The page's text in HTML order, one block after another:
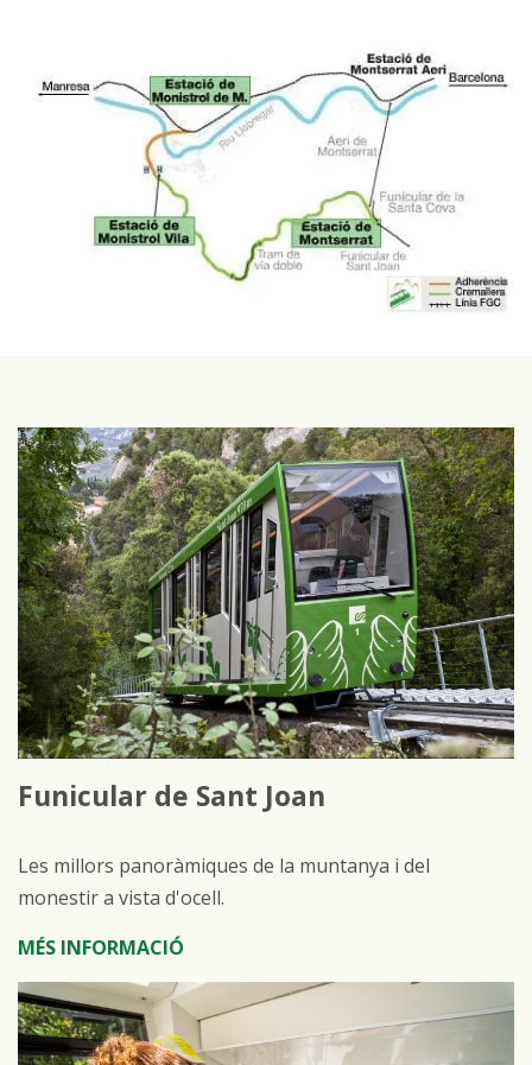
Funicular de Sant Joan
Les millors panoràmiques de la muntanya i del
monestir a vista d'ocell.
MÉS INFORMACIÓ